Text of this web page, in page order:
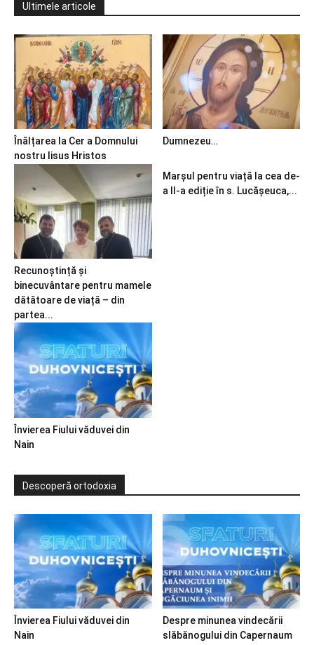
Ultimele articole
Înălțarea la Cer a Domnului
nostru Iisus Hristos
Dumnezeu…
Recunoștință și
binecuvântare pentru mamele
dătătoare de viață – din
partea...
Marșul pentru viață la cea de-
a II-a ediție în s. Lucășeuca,...
Învierea Fiului văduvei din
Nain
Descoperă ortodoxia
Învierea Fiului văduvei din
Nain
Despre minunea vindecării
slăbănogului din Capernaum